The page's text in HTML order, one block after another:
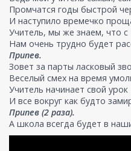
Промчатся годы быстрой
И наступило времечко
Учитель, мы же знаем, что с
Нам очень трудно будет
Припев.
Зовет за парты ласковый
Веселый смех на время
Учитель начинает свой урок
И все вокруг как будто
Припев (2 раза).
А школа всегда будет в